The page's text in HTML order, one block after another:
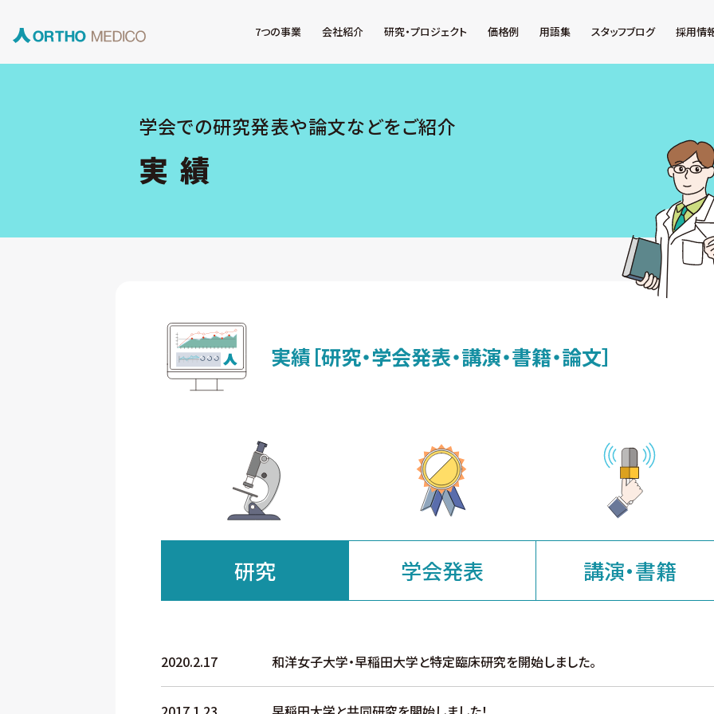
7つの事業 会社紹介 研究・プロジェクト 価格例 用語集 スタッフブログ 採用情
学会での研究発表や論文などをご紹介
実 績
実績［研究・学会発表・講演・書籍・論文］
研究 学会発表 講演・書籍
2020.2.17 和洋女子大学・早稲田大学と特定臨床研究を開始しました。